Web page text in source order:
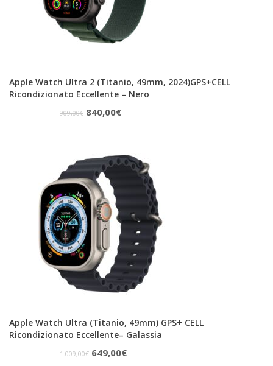
Apple Watch Ultra 2 (Titanio, 49mm, 2024)GPS+CELL
Ricondizionato Eccellente – Nero
909,00€ Il
era:
909,00€.
840,00€Il
è:
840,00€.
Apple Watch Ultra (Titanio, 49mm) GPS+ CELL
Ricondizionato Eccellente– Galassia
1.009,00€ Il
649,00€Il